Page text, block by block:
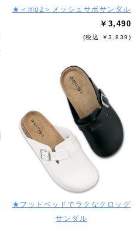
★＜moz＞メッシュサボサンダル
￥3,490
(税込 ￥3,839)
★フットベッドでラクなクロッグ
サンダル